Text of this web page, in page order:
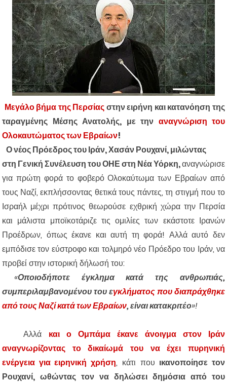
Μεγάλο βήμα της Περσίαςστην ειρήνη και κατανόηση της
ταραγμένης Μέσης Ανατολής, με την αναγνώριση του
Ολοκαυτώματος των Εβραίων!
Ο νέος Πρόεδρος του Ιράν, Χασάν Ρουχανί, μιλώντας
στη Γενική Συνέλευση του ΟΗΕ στη Νέα Υόρκη,αναγνώρισε
για πρώτη φορά το φοβερό Ολοκαύτωμα των Εβραίων από
τους Ναζί, εκπλήσσοντας θετικά τους πάντες, τη στιγμή που το
Ισραήλ μέχρι πρότινος θεωρούσε εχθρική χώρα την Περσία
και μάλιστα μποϊκοτάριζε τις ομιλίες των εκάστοτε Ιρανών
Προέδρων, όπως έκανε και αυτή τη φορά! Αλλά αυτό δεν
εμπόδισε τον εύστροφο και τολμηρό νέο Πρόεδρο του Ιράν, να
προβεί στην ιστορική δήλωσή του:
«Οποιοδήποτε έγκλημα κατά της ανθρωπιάς,
συμπεριλαμβανομένου του εγκλήματος που διαπράχθηκε
από τους Ναζί κατά των Εβραίων, είναι κατακριτέο»!
Αλλά και ο Ομπάμα έκανε άνοιγμα στον Ιράν
αναγνωρίζοντας το δικαίωμά του να έχει πυρηνική
ενέργεια για ειρηνική χρήση, κάτι που ικανοποίησε τον
Ρουχανί, ωθώντας τον να δηλώσει δημόσια από του